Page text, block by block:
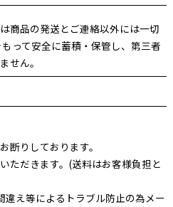
商品の発送とご連絡以外には一切
って安全に蓄積・保管し、第三者
せん。
断りしております。
ただきます。(送料はお客様負担と
え等によるトラブル防止の為メー